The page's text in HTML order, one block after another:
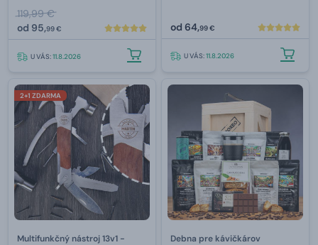
119,99 €
od 95,99 €
U VÁS:11.8.2026
od 64,99 €
U VÁS:11.8.2026
2+1 ZDARMA
Multifunkčný nástroj 13v1 -
Debna pre kávičkárov